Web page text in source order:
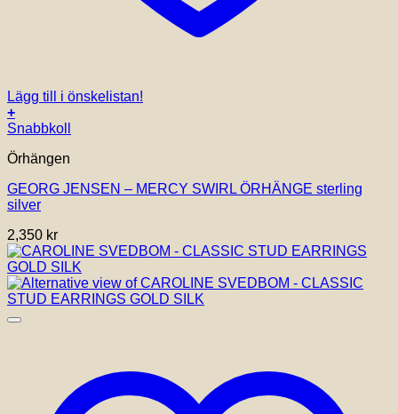
Lägg till i önskelistan!
+
Snabbkoll
Örhängen
GEORG JENSEN – MERCY SWIRL ÖRHÄNGE sterling
silver
2,350 kr